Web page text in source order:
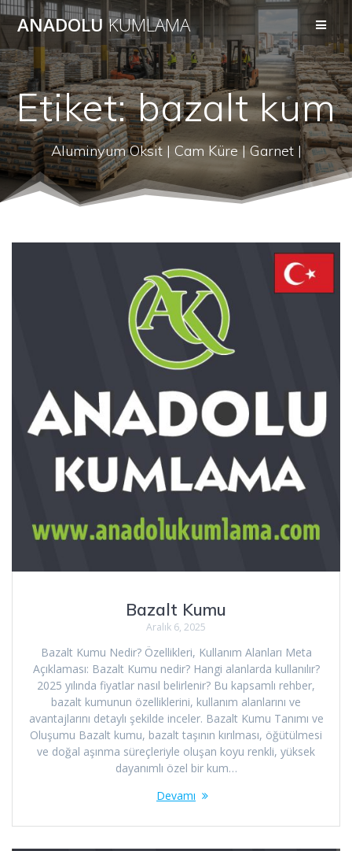
Skip
to
content
ANADOLU KUMLAMA
Etiket:bazalt kum
Aluminyum Oksit | Cam Küre | Garnet |
Bazalt Kumu
Aralık 6, 2025
Bazalt Kumu Nedir? Özellikleri, Kullanım Alanları Meta
Açıklaması: Bazalt Kumu nedir? Hangi alanlarda kullanılır?
2025 yılında fiyatlar nasıl belirlenir? Bu kapsamlı rehber,
bazalt kumunun özelliklerini, kullanım alanlarını ve
avantajlarını detaylı şekilde inceler. Bazalt Kumu Tanımı ve
Oluşumu Bazalt kumu, bazalt taşının kırılması, öğütülmesi
ve doğal aşınma süreçleriyle oluşan koyu renkli, yüksek
dayanımlı özel bir kum…
Devamı